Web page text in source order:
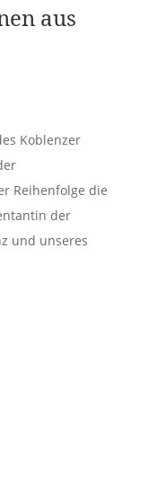
aus
Koblenzer
Reihenfolge die
der
und unseres